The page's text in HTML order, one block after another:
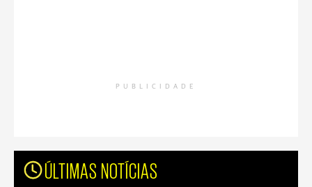
PUBLICIDADE
ÚLTIMAS NOTÍCIAS